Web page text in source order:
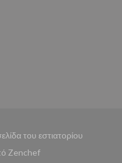
του εστιατορίου
Zenchef((ανοίγει σε νέο